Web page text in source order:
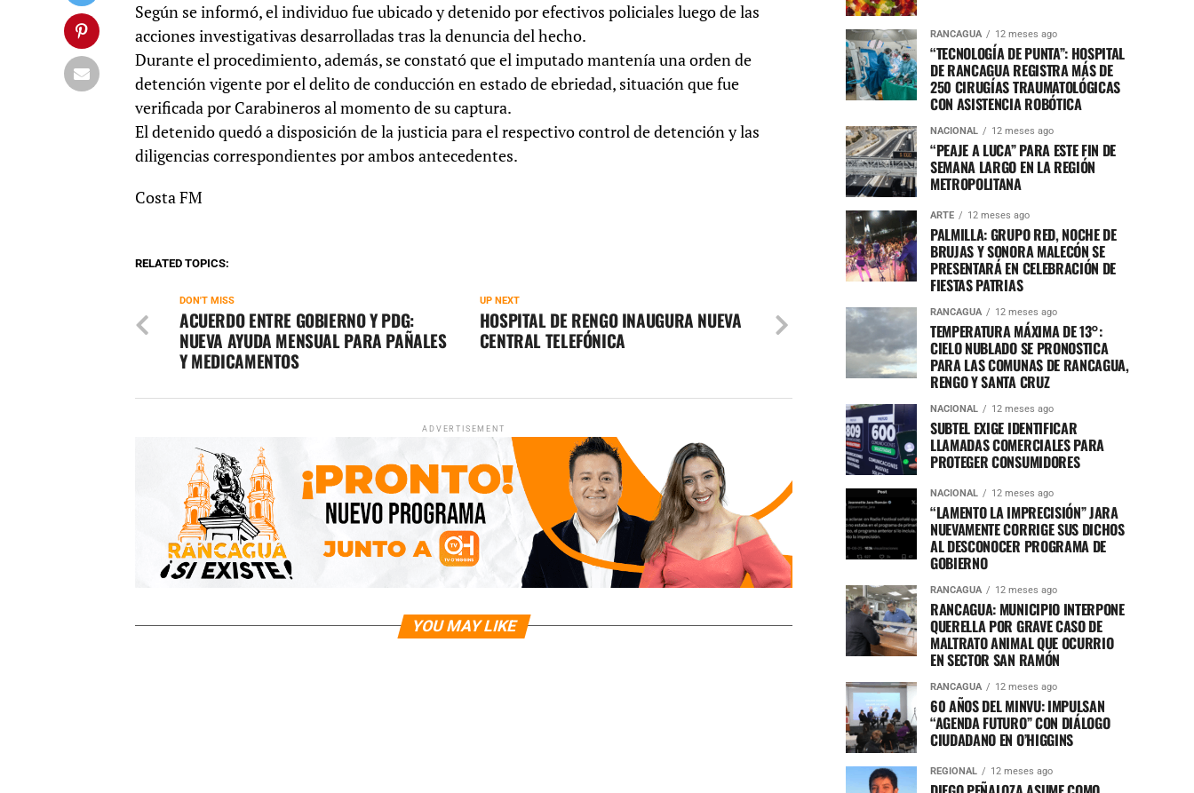
Según se informó, el individuo fue ubicado y detenido por efectivos policiales luego de las
acciones investigativas desarrolladas tras la denuncia del hecho.
Durante el procedimiento, además, se constató que el imputado mantenía una orden de
detención vigente por el delito de conducción en estado de ebriedad, situación que fue
verificada por Carabineros al momento de su captura.
El detenido quedó a disposición de la justicia para el respectivo control de detención y las
diligencias correspondientes por ambos antecedentes.
Costa FM
RELATED TOPICS:
UP NEXT
HOSPITAL DE RENGO INAUGURA NUEVA
CENTRAL TELEFÓNICA
DON'T MISS
ACUERDO ENTRE GOBIERNO Y PDG:
NUEVA AYUDA MENSUAL PARA PAÑALES
Y MEDICAMENTOS
ADVERTISEMENT
YOU MAY LIKE
RANCAGUA 12 meses ago
“TECNOLOGÍA DE PUNTA”: HOSPITAL
DE RANCAGUA REGISTRA MÁS DE
250 CIRUGÍAS TRAUMATOLÓGICAS
CON ASISTENCIA ROBÓTICA
NACIONAL 12 meses ago
“PEAJE A LUCA” PARA ESTE FIN DE
SEMANA LARGO EN LA REGIÓN
METROPOLITANA
ARTE 12 meses ago
PALMILLA: GRUPO RED, NOCHE DE
BRUJAS Y SONORA MALECÓN SE
PRESENTARÁ EN CELEBRACIÓN DE
FIESTAS PATRIAS
RANCAGUA 12 meses ago
TEMPERATURA MÁXIMA DE 13°:
CIELO NUBLADO SE PRONOSTICA
PARA LAS COMUNAS DE RANCAGUA,
RENGO Y SANTA CRUZ
NACIONAL 12 meses ago
SUBTEL EXIGE IDENTIFICAR
LLAMADAS COMERCIALES PARA
PROTEGER CONSUMIDORES
NACIONAL 12 meses ago
“LAMENTO LA IMPRECISIÓN” JARA
NUEVAMENTE CORRIGE SUS DICHOS
AL DESCONOCER PROGRAMA DE
GOBIERNO
RANCAGUA 12 meses ago
RANCAGUA: MUNICIPIO INTERPONE
QUERELLA POR GRAVE CASO DE
MALTRATO ANIMAL QUE OCURRIO
EN SECTOR SAN RAMÓN
RANCAGUA 12 meses ago
60 AÑOS DEL MINVU: IMPULSAN
“AGENDA FUTURO” CON DIÁLOGO
CIUDADANO EN O’HIGGINS
REGIONAL 12 meses ago